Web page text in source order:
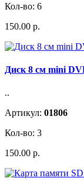
Кол-во: 6
150.00 р.
Диск 8 см mini
..
Артикул: 01806
Кол-во: 3
150.00 р.